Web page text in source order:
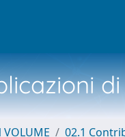
di
VOLUME 02.1